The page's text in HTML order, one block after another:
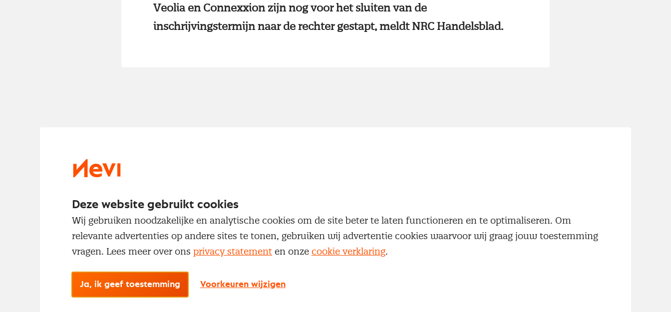
Veolia en Connexxion zijn nog voor het sluiten van de
inschrijvingstermijn naar de rechter gestapt, meldt NRC Handelsblad.
Deze website gebruikt cookies
Wij gebruiken noodzakelijke en analytische cookies om de site beter te laten functioneren en te optimaliseren. Om
relevante advertenties op andere sites te tonen, gebruiken wij advertentie cookies waarvoor wij graag jouw toestemming
vragen. Lees meer over ons privacy statement en onze cookie verklaring.
Ja, ik geef toestemming Voorkeuren wijzigen